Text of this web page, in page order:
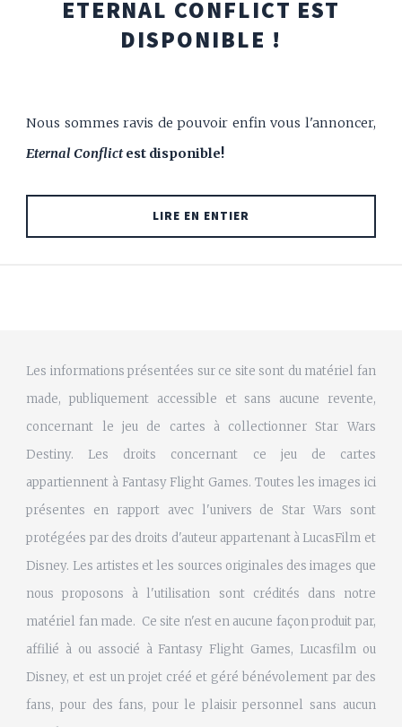
ETERNAL CONFLICT EST
DISPONIBLE !
Nous sommes ravis de pouvoir enfin vous l'annoncer,
Eternal Conflictest disponible!
LIRE EN ENTIER
Les informations présentées sur ce site sont du matériel fan
made, publiquement accessible et sans aucune revente,
concernant le jeu de cartes à collectionner Star Wars
Destiny. Les droits concernant ce jeu de cartes
appartiennent à Fantasy Flight Games. Toutes les images ici
présentes en rapport avec l'univers de Star Wars sont
protégées par des droits d'auteur appartenant à LucasFilm et
Disney. Les artistes et les sources originales des images que
nous proposons à l'utilisation sont crédités dans notre
matériel fan made. Ce site n'est en aucune façon produit par,
affilié à ou associé à Fantasy Flight Games, Lucasfilm ou
Disney, et est un projet créé et géré bénévolement par des
fans, pour des fans, pour le plaisir personnel sans aucun